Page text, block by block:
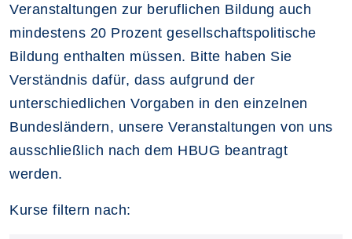
Veranstaltungen zur beruflichen Bildung auch
mindestens 20 Prozent gesellschaftspolitische
Bildung enthalten müssen. Bitte haben Sie
Verständnis dafür, dass aufgrund der
unterschiedlichen Vorgaben in den einzelnen
Bundesländern, unsere Veranstaltungen von uns
ausschließlich nach dem HBUG beantragt
werden.
Kurse filtern nach: